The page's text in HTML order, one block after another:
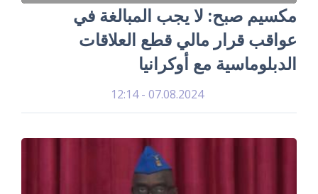
مكسيم صبح: لا يجب المبالغة في
عواقب قرار مالي قطع العلاقات
الدبلوماسية مع أوكرانيا
07.08.2024 - 12:14